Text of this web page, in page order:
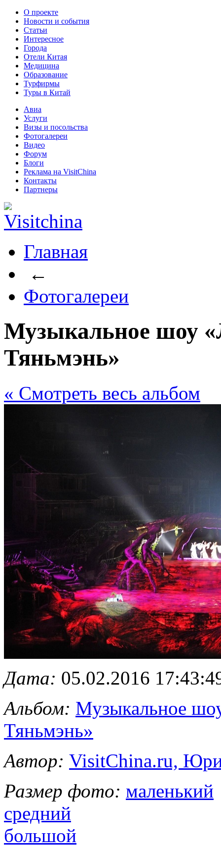
О проекте
Новости и события
Статьи
Интересное
Города
Отели Китая
Медицина
Образование
Турфирмы
Туры в Китай
Авиа
Услуги
Визы и посольства
Фотогалереи
Видео
Форум
Блоги
Реклама на VisitChina
Контакты
Партнеры
Главная
←
Фотогалереи
Музыкальное шоу
Тяньмэнь»
« Cмотреть весь альбом
Дата: 05.02.2016
Альбом: Музыкальное
Тяньмэнь»
Автор: VisitChina.ru,
Размер фото: маленький
средний
большой